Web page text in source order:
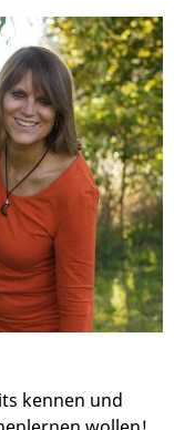
kennen und